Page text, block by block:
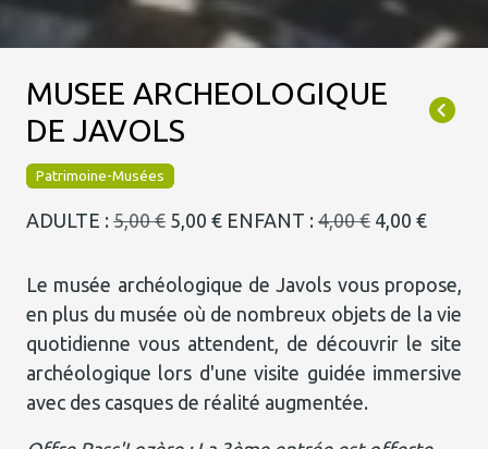
MUSEE ARCHEOLOGIQUE
DE JAVOLS
Patrimoine-Musées
ADULTE : 5,00 € 5,00 € ENFANT : 4,00 € 4,00 €
Le musée archéologique de Javols vous propose,
en plus du musée où de nombreux objets de la vie
quotidienne vous attendent, de découvrir le site
archéologique lors d'une visite guidée immersive
avec des casques de réalité augmentée.